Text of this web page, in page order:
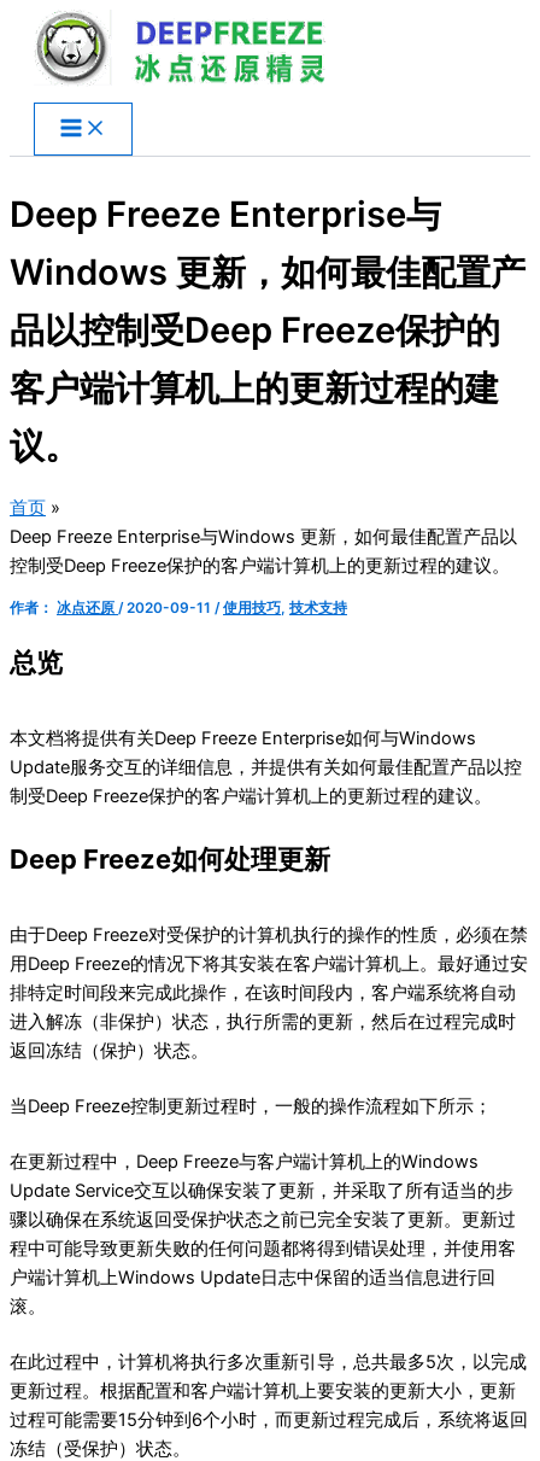
Deep Freeze Enterprise与
Windows 更新，如何最佳配置产
品以控制受Deep Freeze保护的
客户端计算机上的更新过程的建
议。
首页
Deep Freeze Enterprise与Windows 更新，如何最佳配置产品以
控制受Deep Freeze保护的客户端计算机上的更新过程的建议。
作者： 冰点还原 /2020-09-11 /使用技巧, 技术支持
总览
本文档将提供有关Deep Freeze Enterprise如何与Windows
Update服务交互的详细信息，并提供有关如何最佳配置产品以控
制受Deep Freeze保护的客户端计算机上的更新过程的建议。
Deep Freeze如何处理更新
由于Deep Freeze对受保护的计算机执行的操作的性质，必须在禁
用Deep Freeze的情况下将其安装在客户端计算机上。最好通过安
排特定时间段来完成此操作，在该时间段内，客户端系统将自动
进入解冻（非保护）状态，执行所需的更新，然后在过程完成时
返回冻结（保护）状态。
当Deep Freeze控制更新过程时，一般的操作流程如下所示；
在更新过程中，Deep Freeze与客户端计算机上的Windows
Update Service交互以确保安装了更新，并采取了所有适当的步
骤以确保在系统返回受保护状态之前已完全安装了更新。更新过
程中可能导致更新失败的任何问题都将得到错误处理，并使用客
户端计算机上Windows Update日志中保留的适当信息进行回
滚。
在此过程中，计算机将执行多次重新引导，总共最多5次，以完成
更新过程。根据配置和客户端计算机上要安装的更新大小，更新
过程可能需要15分钟到6个小时，而更新过程完成后，系统将返回
冻结（受保护）状态。